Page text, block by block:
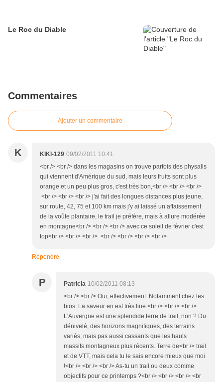
Le Roc du Diable
Commentaires
Ajouter un commentaire
K KIKI-129 09/02/2011 10:41
<br /> <br /> dans les magasins on trouve parfois des physalis
qui viennent d'Amérique du sud, mais leurs fruits sont plus
orange et un peu plus gros, c'est très bon,<br /> <br /> <br />
<br /> <br /> <br /> j'ai fait des longues distances plus jeune,
sur route, 42, 75 et 100 km mais j'y ai laissé un affaissement
de la voûte plantaire, le trail je préfère, mais à allure modérée
en montagne<br /> <br /> <br /> avec ce soleil de février c'est
top<br /> <br /> <br /> <br /> <br /> <br /> <br />
Répondre
P Patricia 10/02/2011 08:13
<br /> <br /> Oui, effectivement. Notamment chez les
bios. La saveur en est très fine.<br /> <br /> <br />
L'Auvergne est une splendide terre de trail, non ? Du
dénivelé, des horizons magnifiques, des terrains
variés, mais pas aussi cassants que les hauts
massifs montagneux plus récents. Terre de<br /> trail
et de VTT, mais cela tu le sais encore mieux que moi
!<br /> <br /> <br /> As-tu un trail ou deux comme
objectifs pour ce printemps ?<br /> <br /> <br /> <br